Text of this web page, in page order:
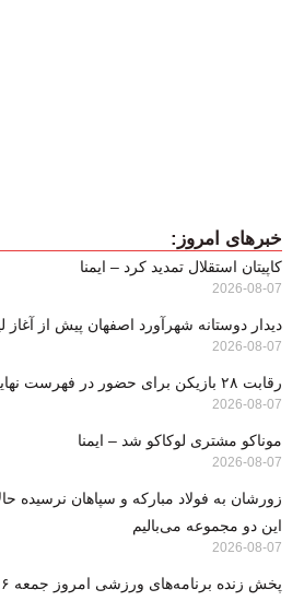
خبرهای امروز:
کاپیتان استقلال تمدید کرد – ایمنا
2026-08-07
دیدار دوستانه شهرآورد اصفهان پیش از آغاز
2026-08-07
رقابت ۲۸ بازیکن برای حضور در فهرست نهایی
2026-08-07
موناکو مشتری لوکاکو شد – ایمنا
2026-08-07
زورشان به فولاد مبارکه و سپاهان نرسیده
این دو مجموعه می‌بالیم
2026-08-07